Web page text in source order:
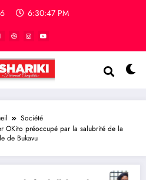
6:30:48 PM
Société
OKito préoccupé par la salubrité de la
de Bukavu